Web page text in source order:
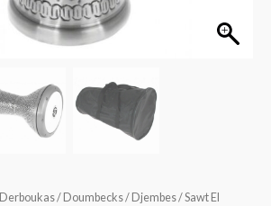
Derboukas / Doumbecks / Djembes/ Sawt El